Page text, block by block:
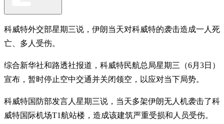
科威特外交部星期三说，伊朗当天对科威特的袭击造成一人死
亡、多人受伤。
综合新华社和路透社报道，科威特民航总局星期三（6月3日）
宣布，暂时停止空中交通并关闭领空，以应对当下局势。
科威特国防部发言人星期三说，当天多架伊朗无人机袭击了科
威特国际机场T1航站楼，造成该建筑严重受损和人员受伤。